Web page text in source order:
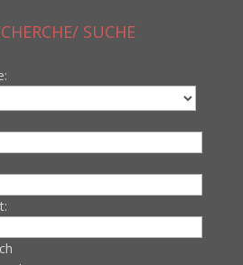
SUCHE